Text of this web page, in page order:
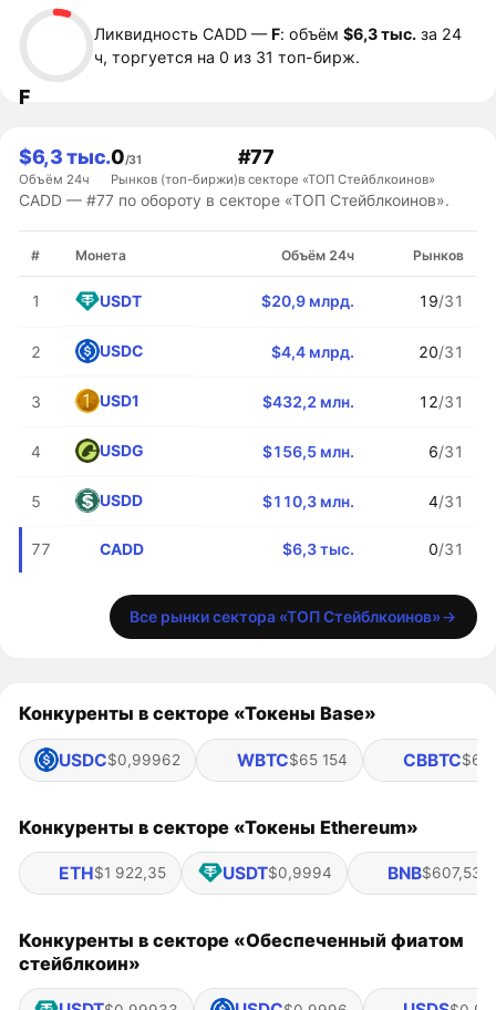
F
Ликвидность CADD —F: объём$6,3 тыс. за 24
ч, торгуется на 0 из 31 топ-бирж.
$6,3 тыс.
Объём 24ч
0/31
Рынков (топ-биржи)
#77
в секторе «ТОП Стейблкоинов»
CADD — #77 по обороту в секторе «ТОП Стейблкоинов».
# Монета Объём 24ч Рынков
1 USDT $20,9 млрд. 19/31
2 USDC $4,4 млрд. 20/31
3 USD1 $432,2 млн. 12/31
4 USDG $156,5 млн. 6/31
5 USDD $110,3 млн. 4/31
77 CADD $6,3 тыс. 0/31
Все рынки сектора «ТОП Стейблкоинов»
Конкуренты в секторе «Токены Base»
USDC$0,99962 WBTC$65 154 CBBTC$65
Конкуренты в секторе «Токены Ethereum»
ETH$1 922,35 USDT$0,9994 BNB$607,53
Конкуренты в секторе «Обеспеченный фиатом
стейблкоин»